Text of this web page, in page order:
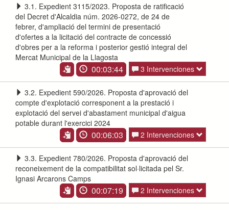
3.1. Expedient 3115/2023. Proposta de ratificació
del Decret d'Alcaldia núm. 2026-0272, de 24 de
febrer, d'ampliació del termini de presentació
d'ofertes a la licitació del contracte de concessió
d'obres per a la reforma i posterior gestió integral del
Mercat Municipal de la Llagosta
00:03:44 3 Intervenciones
3.2. Expedient 590/2026. Proposta d'aprovació del
compte d'explotació corresponent a la prestació i
explotació del servei d'abastament municipal d'aigua
potable durant l'exercici 2024
00:06:03 2 Intervenciones
3.3. Expedient 780/2026. Proposta d'aprovació del
reconeixement de la compatibilitat sol·licitada pel Sr.
Ignasi Arcarons Camps
00:07:19 2 Intervenciones